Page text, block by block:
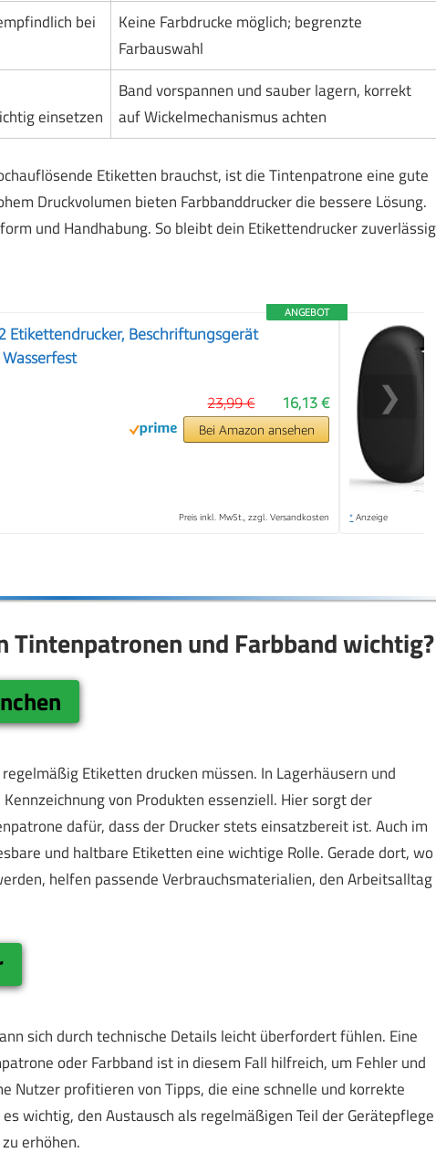
bei
Keine Farbdrucke möglich; begrenzte
Farbauswahl
einsetzen
Band vorspannen und sauber lagern, korrekt
auf Wickelmechanismus achten
Etiketten brauchst, ist die Tintenpatrone eine gute
Druckvolumen bieten Farbbanddrucker die bessere Lösung.
und Handhabung. So bleibt dein Etikettendrucker zuverlässig
ANGEBOT
Etikettendrucker, Beschriftungsgerät
16,13 €
23,99 €
Bei Amazon ansehen
Preis inkl. MwSt., zzgl. Versandkosten * Anzeige
❯
Tintenpatronen und Farbband wichtig?
Etiketten drucken müssen. In Lagerhäusern und
von Produkten essenziell. Hier sorgt der
dafür, dass der Drucker stets einsatzbereit ist. Auch im
und haltbare Etiketten eine wichtige Rolle. Gerade dort, wo
helfen passende Verbrauchsmaterialien, den Arbeitsalltag
sich durch technische Details leicht überfordert fühlen. Eine
oder Farbband ist in diesem Fall hilfreich, um Fehler und
Nutzer profitieren von Tipps, die eine schnelle und korrekte
wichtig, den Austausch als regelmäßigen Teil der Gerätepflege
erhöhen.